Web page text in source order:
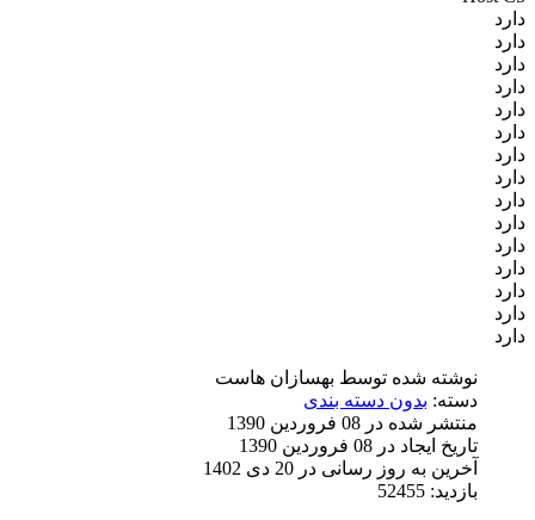
دارد
دارد
دارد
دارد
دارد
دارد
دارد
دارد
دارد
دارد
دارد
دارد
دارد
دارد
دارد
نوشته شده توسط بهسازان هاست
دسته: بدون دسته بندی
منتشر شده در 08 فروردين 1390
تاریخ ایجاد در 08 فروردين 1390
آخرین به روز رسانی در 20 دی 1402
بازدید: 52455